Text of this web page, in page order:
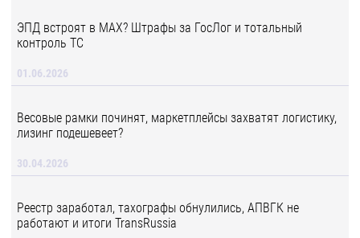
ЭПД встроят в MAX? Штрафы за ГосЛог и тотальный
контроль ТС
01.06.2026
Весовые рамки починят, маркетплейсы захватят логистику,
лизинг подешевеет?
30.04.2026
Реестр заработал, тахографы обнулились, АПВГК не
работают и итоги TransRussia